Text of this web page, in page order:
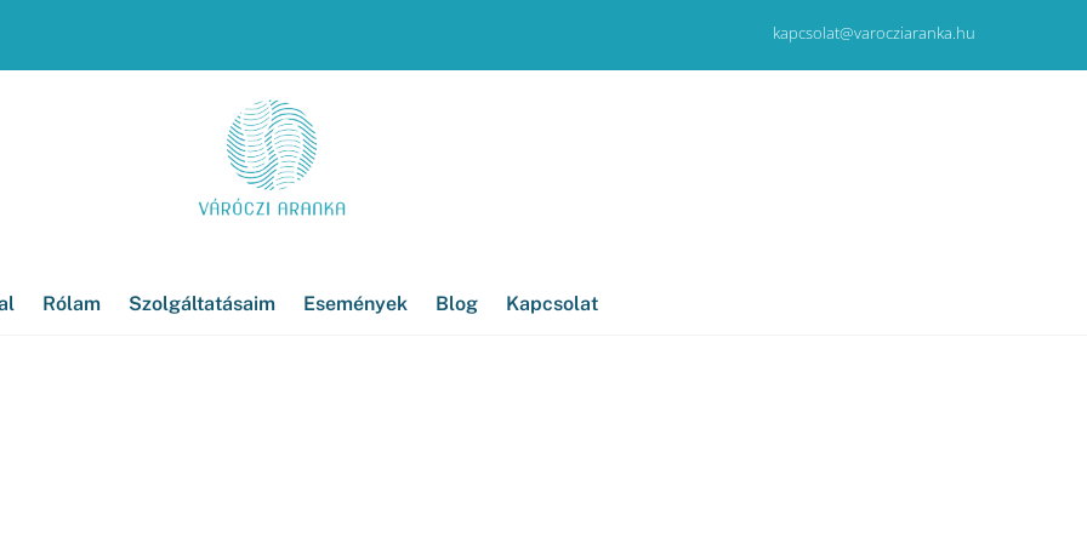
kapcsolat@varocziaranka.hu
Rólam Szolgáltatásaim Események Blog Kapcsolat